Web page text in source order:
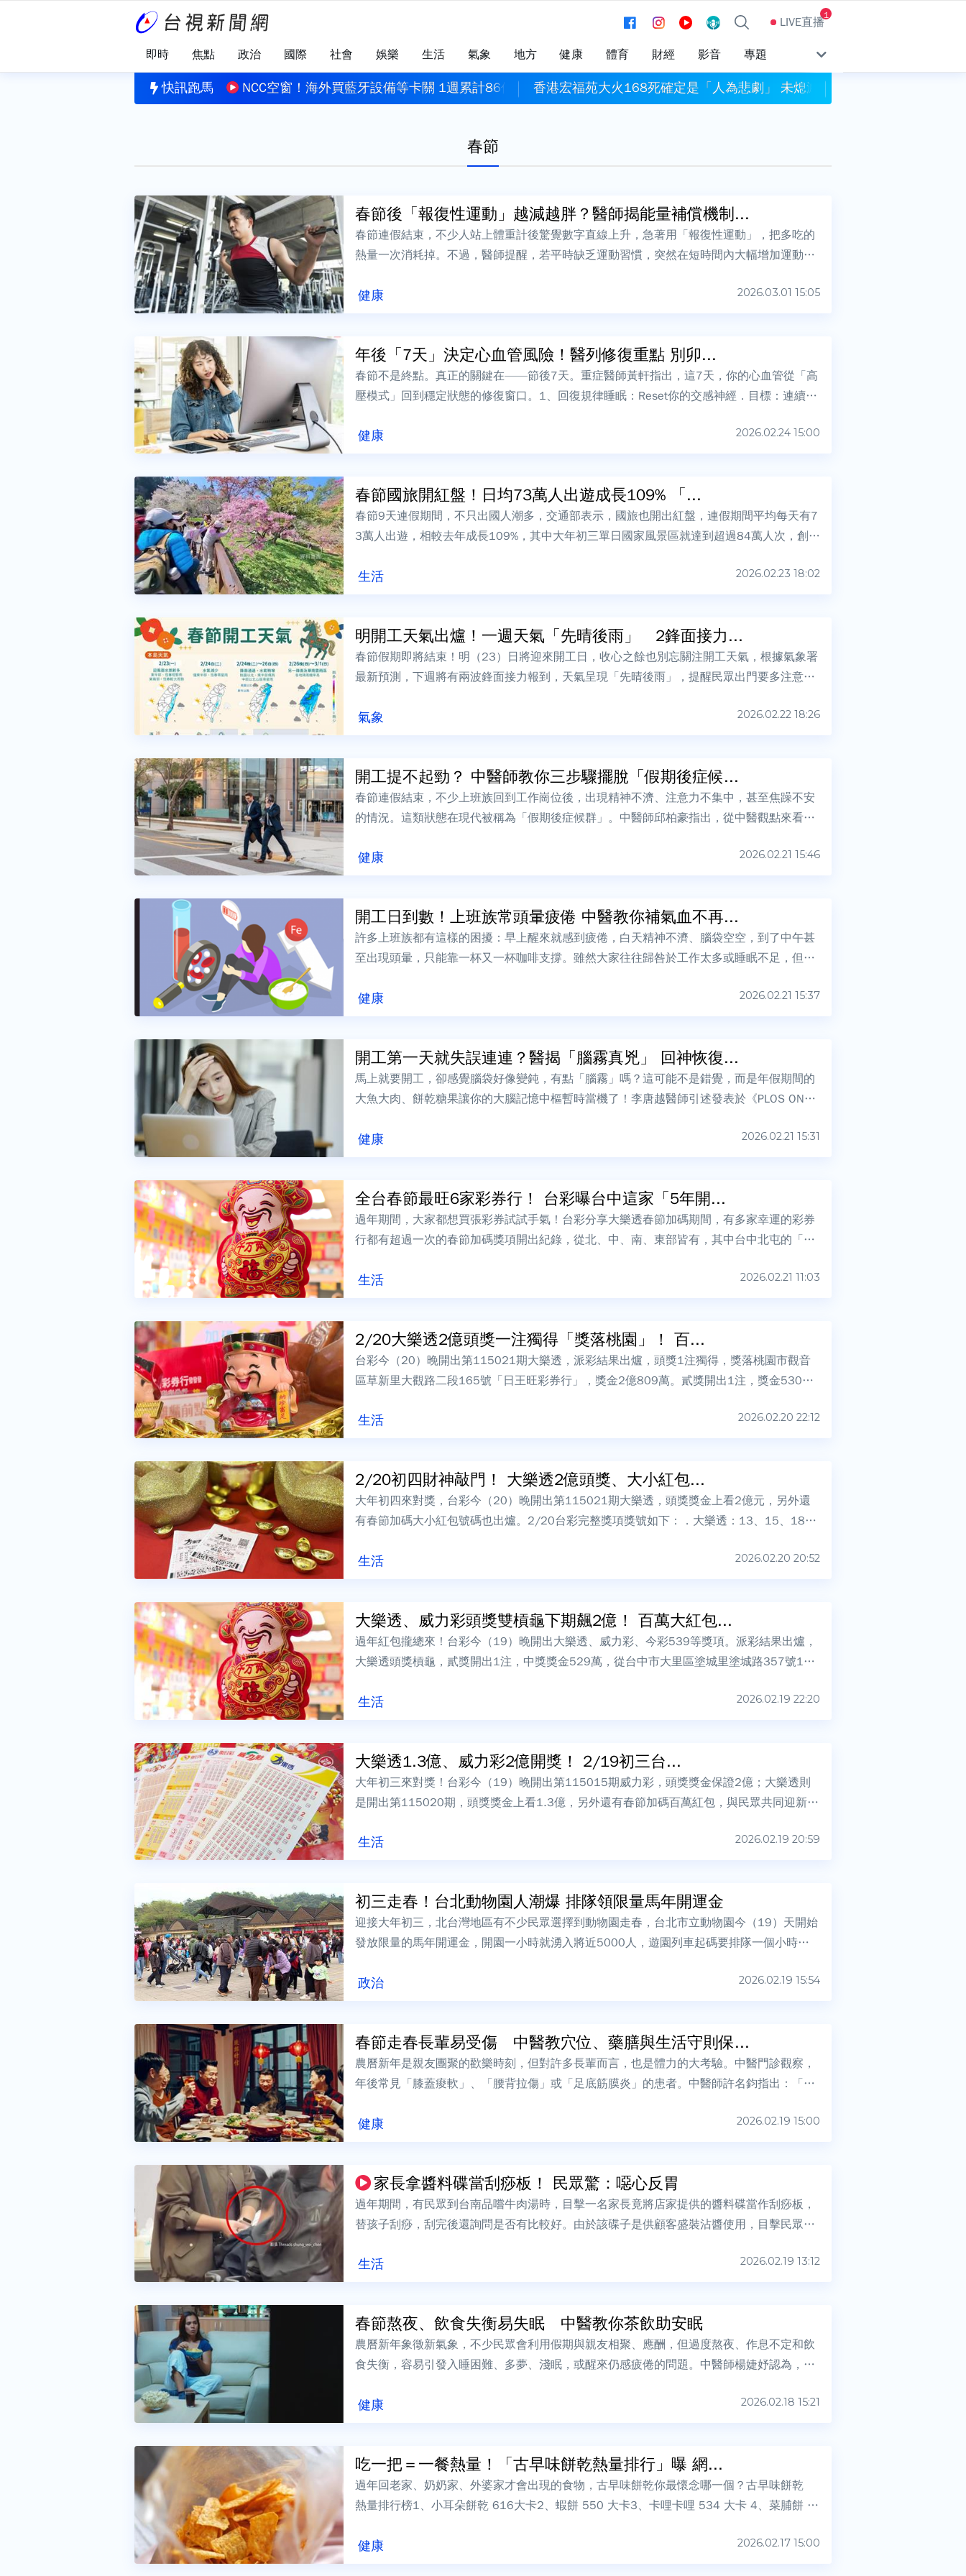
LIVE直播1
即時 焦點 政治 國際 社會 娛樂 生活 氣象 地方 健康 體育 財經 影音 專題
快訊跑馬
文化節開幕 「蜜汁鹽酥雞」鹹甜新滋味掀話題NCC空窗！海外買藍牙設備等卡關 1週累計86件 香港宏福苑大火168死確定是「人為悲劇」 未熄滅菸頭引燃施工雜物
春節
健康
春節後「報復性運動」越減越胖？醫師揭能量補償機制...
2026.03.01 15:05
春節連假結束，不少人站上體重計後驚覺數字直線上升，急著用「報復性運動」，把多吃的
熱量一次消耗掉。不過，醫師提醒，若平時缺乏運動習慣，突然在短時間內大幅增加運動
健康
年後「7天」決定心血管風險！醫列修復重點 別卯...
2026.02.24 15:00
春節不是終點。真正的關鍵在——節後7天。重症醫師黃軒指出，這7天，你的心血管從「高
壓模式」回到穩定狀態的修復窗口。1、回復規律睡眠：Reset你的交感神經．目標：連續3
生活
春節國旅開紅盤！日均73萬人出遊成長109% 「...
2026.02.23 18:02
春節9天連假期間，不只出國人潮多，交通部表示，國旅也開出紅盤，連假期間平均每天有7
3萬人出遊，相較去年成長109%，其中大年初三單日國家風景區就達到超過84萬人次，創下
氣象
明開工天氣出爐！一週天氣「先晴後雨」 2鋒面接力...
2026.02.22 18:26
春節假期即將結束！明（23）日將迎來開工日，收心之餘也別忘關注開工天氣，根據氣象署
最新預測，下週將有兩波鋒面接力報到，天氣呈現「先晴後雨」，提醒民眾出門要多注意天
健康
開工提不起勁？ 中醫師教你三步驟擺脫「假期後症候...
2026.02.21 15:46
春節連假結束，不少上班族回到工作崗位後，出現精神不濟、注意力不集中，甚至焦躁不安
的情況。這類狀態在現代被稱為「假期後症候群」。中醫師邱柏豪指出，從中醫觀點來看，
健康
開工日到數！上班族常頭暈疲倦 中醫教你補氣血不再...
2026.02.21 15:37
許多上班族都有這樣的困擾：早上醒來就感到疲倦，白天精神不濟、腦袋空空，到了中午甚
至出現頭暈，只能靠一杯又一杯咖啡支撐。雖然大家往往歸咎於工作太多或睡眠不足，但中
健康
開工第一天就失誤連連？醫揭「腦霧真兇」 回神恢復...
2026.02.21 15:31
馬上就要開工，卻感覺腦袋好像變鈍，有點「腦霧」嗎？這可能不是錯覺，而是年假期間的
大魚大肉、餅乾糖果讓你的大腦記憶中樞暫時當機了！李唐越醫師引述發表於《PLOS ON
生活
全台春節最旺6家彩券行！ 台彩曝台中這家「5年開...
2026.02.21 11:03
過年期間，大家都想買張彩券試試手氣！台彩分享大樂透春節加碼期間，有多家幸運的彩券
行都有超過一次的春節加碼獎項開出紀錄，從北、中、南、東部皆有，其中台中北屯的「幸
生活
2/20大樂透2億頭獎一注獨得「獎落桃園」！ 百...
2026.02.20 22:12
台彩今（20）晚開出第115021期大樂透，派彩結果出爐，頭獎1注獨得，獎落桃園市觀音
區草新里大觀路二段165號「日王旺彩券行」，獎金2億809萬。貳獎開出1注，獎金530
生活
2/20初四財神敲門！ 大樂透2億頭獎、大小紅包...
2026.02.20 20:52
大年初四來對獎，台彩今（20）晚開出第115021期大樂透，頭獎獎金上看2億元，另外還
有春節加碼大小紅包號碼也出爐。2/20台彩完整獎項獎號如下：．大樂透：13、15、18、
生活
大樂透、威力彩頭獎雙槓龜下期飆2億！ 百萬大紅包...
2026.02.19 22:20
過年紅包攏總來！台彩今（19）晚開出大樂透、威力彩、今彩539等獎項。派彩結果出爐，
大樂透頭獎槓龜，貳獎開出1注，中獎獎金529萬，從台中市大里區塗城里塗城路357號1樓
生活
大樂透1.3億、威力彩2億開獎！ 2/19初三台...
2026.02.19 20:59
大年初三來對獎！台彩今（19）晚開出第115015期威力彩，頭獎獎金保證2億；大樂透則
是開出第115020期，頭獎獎金上看1.3億，另外還有春節加碼百萬紅包，與民眾共同迎新
政治
初三走春！台北動物園人潮爆 排隊領限量馬年開運金
2026.02.19 15:54
迎接大年初三，北台灣地區有不少民眾選擇到動物園走春，台北市立動物園今（19）天開始
發放限量的馬年開運金，開園一小時就湧入將近5000人，遊園列車起碼要排隊一個小時才
健康
春節走春長輩易受傷 中醫教穴位、藥膳與生活守則保...
2026.02.19 15:00
農曆新年是親友團聚的歡樂時刻，但對許多長輩而言，也是體力的大考驗。中醫門診觀察，
年後常見「膝蓋痠軟」、「腰背拉傷」或「足底筋膜炎」的患者。中醫師許名鈞指出：「肝
生活
家長拿醬料碟當刮痧板！ 民眾驚：噁心反胃
2026.02.19 13:12
過年期間，有民眾到台南品嚐牛肉湯時，目擊一名家長竟將店家提供的醬料碟當作刮痧板，
替孩子刮痧，刮完後還詢問是否有比較好。由於該碟子是供顧客盛裝沾醬使用，目擊民眾直
健康
春節熬夜、飲食失衡易失眠 中醫教你茶飲助安眠
2026.02.18 15:21
農曆新年象徵新氣象，不少民眾會利用假期與親友相聚、應酬，但過度熬夜、作息不定和飲
食失衡，容易引發入睡困難、多夢、淺眠，或醒來仍感疲倦的問題。中醫師楊婕妤認為，睡
健康
吃一把＝一餐熱量！「古早味餅乾熱量排行」曝 網...
2026.02.17 15:00
過年回老家、奶奶家、外婆家才會出現的食物，古早味餅乾你最懷念哪一個？古早味餅乾
熱量排行榜1、小耳朵餅乾 616大卡2、蝦餅 550 大卡3、卡哩卡哩 534 大卡 4、菜脯餅 5